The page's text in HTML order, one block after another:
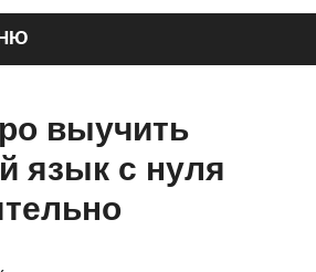
и
выучить
язык с нуля